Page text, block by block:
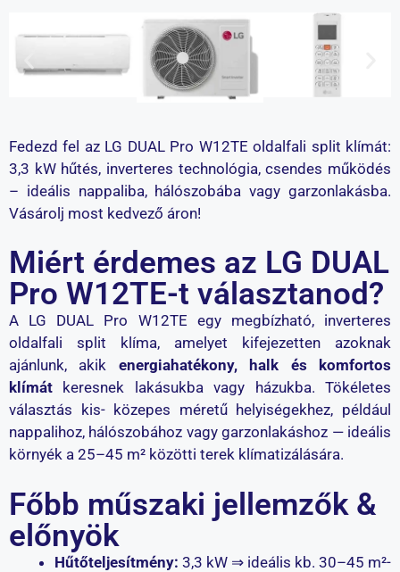
Fedezd fel az LG DUAL Pro W12TE oldalfali split klímát:
3,3 kW hűtés, inverteres technológia, csendes működés
– ideális nappaliba, hálószobába vagy garzonlakásba.
Vásárolj most kedvező áron!
Miért érdemes az LG DUAL
Pro W12TE-t választanod?
A LG DUAL Pro W12TE egy megbízható, inverteres
oldalfali split klíma, amelyet kifejezetten azoknak
ajánlunk, akik energiahatékony, halk és komfortos
klímát keresnek lakásukba vagy házukba. Tökéletes
választás kis- közepes méretű helyiségekhez, például
nappalihoz, hálószobához vagy garzonlakáshoz — ideális
környék a 25–45 m² közötti terek klímatizálására.
Főbb műszaki jellemzők &
előnyök
Hűtőteljesítmény: 3,3 kW ⇒ ideális kb. 30–45 m²-